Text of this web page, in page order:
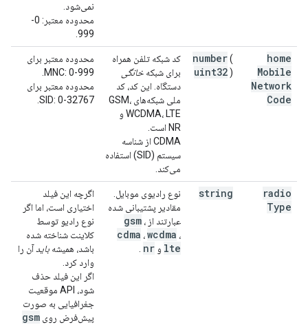
نمی‌شود.
محدوده معتبر: 0-
999.
home
Mobile
Network
Code
number(
uint32)
کد شبکه تلفن همراه
برای شبکه خانگی
دستگاه. این کد، کد
ملی شبکه‌های GSM،
WCDMA، LTE و
NR است.
CDMA از شناسه
سیستم (SID) استفاده
می‌کند.
محدوده معتبر برای
MNC: 0-999.
محدوده معتبر برای
SID: 0-32767.
radio
Type
string
نوع رادیوی موبایل.
مقادیر پشتیبانی شده
عبارتند از
gsm ،
cdma ،wcdma ،
lte و nr
اگرچه این فیلد
اختیاری است، اما اگر
نوع رادیو توسط
کلاینت شناخته شده
باشد، همیشه بایدآن را
وارد کرد.
اگر این فیلد حذف
شود، API موقعیت
جغرافیایی به صورت
پیش‌فرض روی gsm